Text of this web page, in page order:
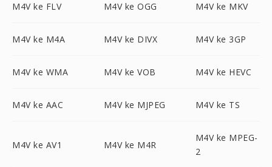
M4V ke FLV M4V ke OGG M4V ke MKV
M4V ke M4A M4V ke DIVX M4V ke 3GP
M4V ke WMA M4V ke VOB M4V ke HEVC
M4V ke AAC M4V ke MJPEG M4V ke TS
M4V ke AV1 M4V ke M4R
M4V ke MPEG-
2